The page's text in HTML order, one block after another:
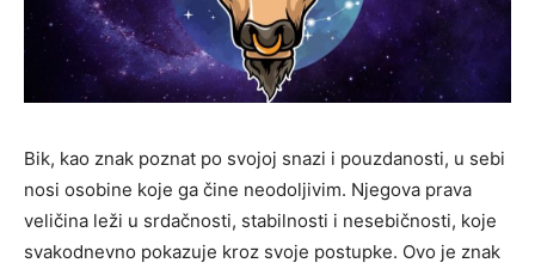
Bik, kao znak poznat po svojoj snazi i pouzdanosti, u sebi
nosi osobine koje ga čine neodoljivim. Njegova prava
veličina leži u srdačnosti, stabilnosti i nesebičnosti, koje
svakodnevno pokazuje kroz svoje postupke. Ovo je znak